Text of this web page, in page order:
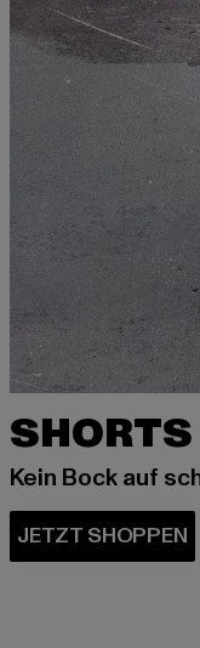
SHORTS
Kein Bock auf